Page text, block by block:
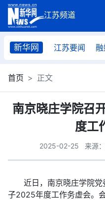
新华网 江苏要闻
首页 正文
南京晓庄学院召
度工
2025-02-25 来源
近日，南京晓庄学院党
子2025年度工作务虚会。